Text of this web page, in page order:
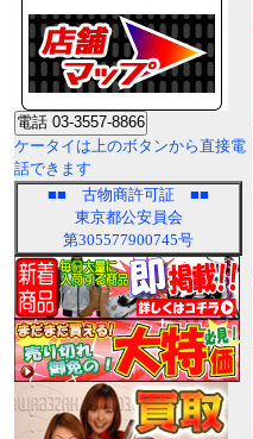
ケータイは上のボタンから直接電
話できます
■■ 古物商許可証 ■■
東京都公安員会
第305577900745号